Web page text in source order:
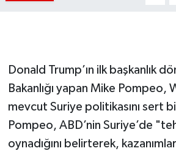
Donald Trump’ın ilk başkanlık
Bakanlığı yapan Mike Pompeo,
mevcut Suriye politikasını sert
Pompeo, ABD’nin Suriye’de
oynadığını belirterek,